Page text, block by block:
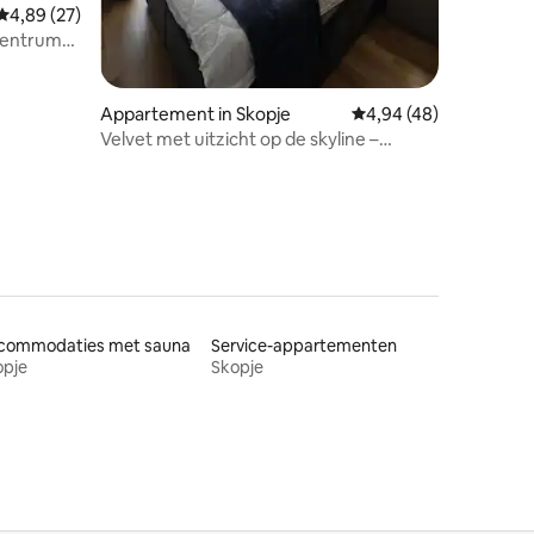
beoordeling van 4,89 uit 5, 27 recensies
4,89 (27)
Appartement in Skopje Gemiddelde
4,94 (48)
Velvet met uitzicht op de skyline –
met sauna
Service-appartementen
Skopje